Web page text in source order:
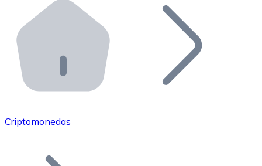
Bitnovo ATM
Integra un ATM Bitnovo en tu negocio y permite que
Bitnovo API
Integra nuestra API en tu ecosistema.
Únete a nuestra red de distribuidores.
Añade tu proyecto a nuestro ecosistema.
Criptomonedas